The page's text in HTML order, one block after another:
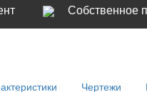
Собственное
Чертежи